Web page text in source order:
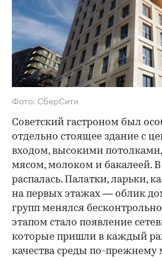
Фото: СберСити
Советский гастроном был
отдельно стоящее здание с
входом, высокими
мясом, молоком и бакалеей. В
распалась. Палатки, ларьки,
на первых этажах — облик
групп менялся
этапом стало появление
которые пришли в каждый
качества среды по-прежнему